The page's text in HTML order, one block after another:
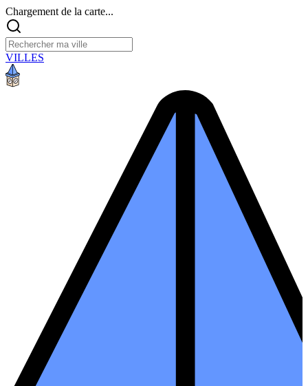
Chargement de la carte...
VILLES